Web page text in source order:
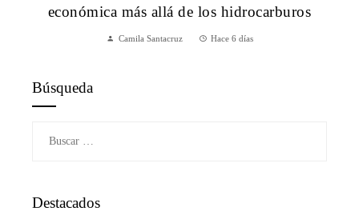
económica más allá de los hidrocarburos
Camila Santacruz Hace 6 días
Búsqueda
Destacados